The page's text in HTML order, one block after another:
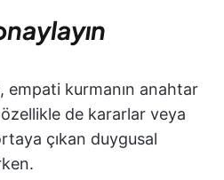
empati kurmanın anahtar
de kararlar veya
çıkan duygusal